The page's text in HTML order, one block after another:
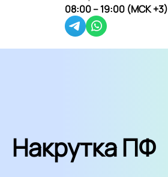
08:00 – 19:00 (МСК +3)
Накрутка ПФ